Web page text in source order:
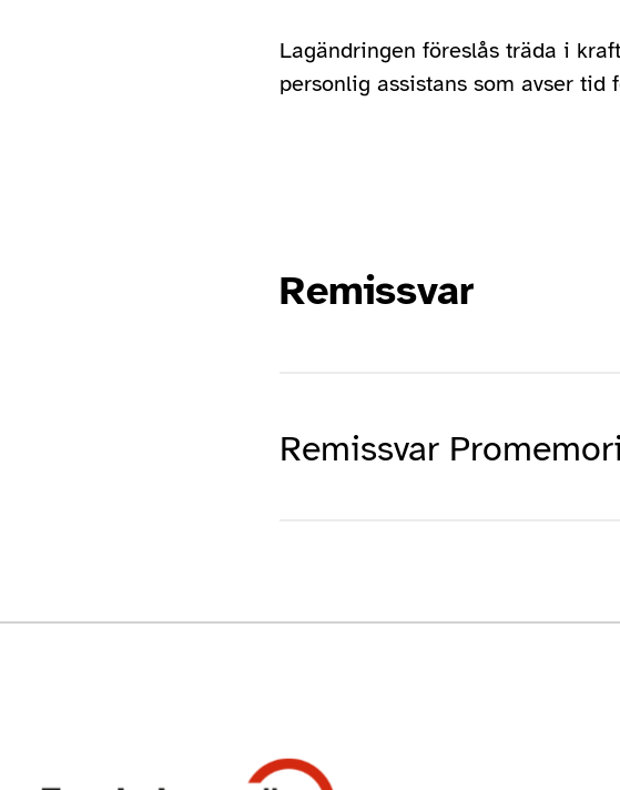
Lagändringen föreslås träda i
personlig assistans som avser tid
Remissvar
Remissvar